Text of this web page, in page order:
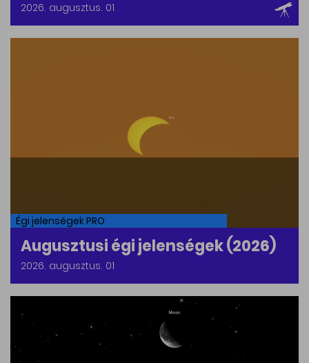
2026. augusztus. 01
Égi jelenségek PRO
Augusztusi égi jelenségek (2026)
2026. augusztus. 01